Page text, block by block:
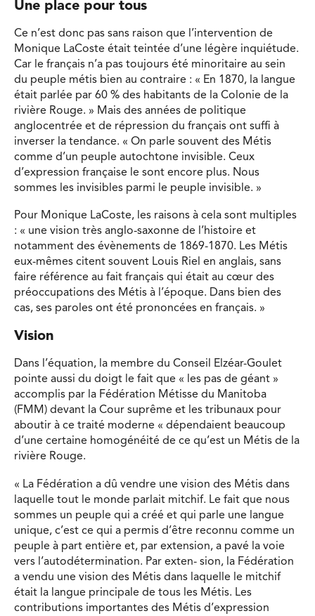
Une place pour tous
Ce n’est donc pas sans raison que l’intervention de
Monique LaCoste était teintée d’une légère inquiétude.
Car le français n’a pas toujours été minoritaire au sein
du peuple métis bien au contraire : « En 1870, la langue
était parlée par 60 % des habitants de la Colonie de la
rivière Rouge. » Mais des années de politique
anglocentrée et de répression du français ont suffi à
inverser la tendance. « On parle souvent des Métis
comme d’un peuple autochtone invisible. Ceux
d’expression française le sont encore plus. Nous
sommes les invisibles parmi le peuple invisible. »
Pour Monique LaCoste, les raisons à cela sont multiples
: « une vision très anglo-saxonne de l’histoire et
notamment des évènements de 1869-1870. Les Métis
eux-mêmes citent souvent Louis Riel en anglais, sans
faire référence au fait français qui était au cœur des
préoccupations des Métis à l’époque. Dans bien des
cas, ses paroles ont été prononcées en français. »
Vision
Dans l’équation, la membre du Conseil Elzéar-Goulet
pointe aussi du doigt le fait que « les pas de géant »
accomplis par la Fédération Métisse du Manitoba
(FMM) devant la Cour suprême et les tribunaux pour
aboutir à ce traité moderne « dépendaient beaucoup
d’une certaine homogénéité de ce qu’est un Métis de la
rivière Rouge.
« La Fédération a dû vendre une vision des Métis dans
laquelle tout le monde parlait mitchif. Le fait que nous
sommes un peuple qui a créé et qui parle une langue
unique, c’est ce qui a permis d’être reconnu comme un
peuple à part entière et, par extension, a pavé la voie
vers l’autodétermination. Par exten- sion, la Fédération
a vendu une vision des Métis dans laquelle le mitchif
était la langue principale de tous les Métis. Les
contributions importantes des Métis d’expression